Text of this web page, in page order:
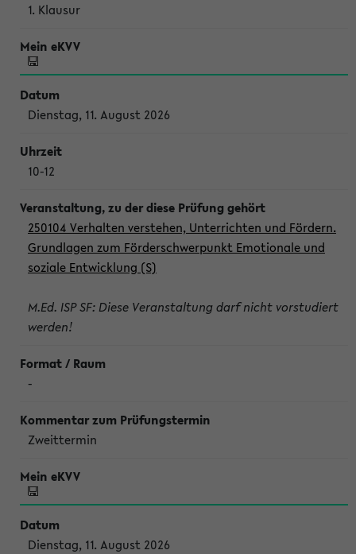
1. Klausur
Dienstag, 11. August 2026
10-12
250104 Verhalten verstehen, Unterrichten und Fördern.
Grundlagen zum Förderschwerpunkt Emotionale und
soziale Entwicklung (S)
M.Ed. ISP SF: Diese Veranstaltung darf nicht vorstudiert
werden!
-
Zweittermin
Dienstag, 11. August 2026